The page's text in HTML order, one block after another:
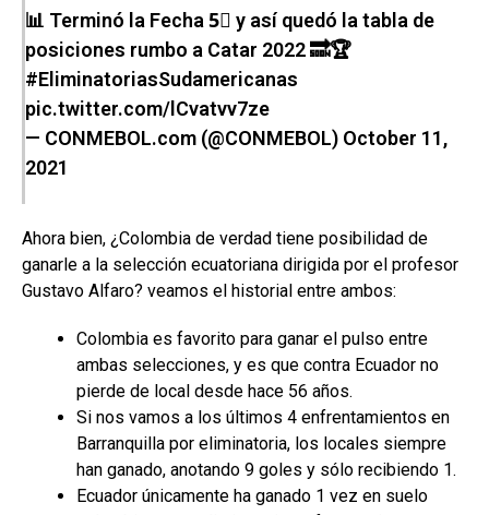
📊 Terminó la Fecha 5⃣ y así quedó la tabla de
posiciones rumbo a Catar 2022 🔜🏆
#EliminatoriasSudamericanas
pic.twitter.com/lCvatvv7ze
— CONMEBOL.com (@CONMEBOL) October 11,
2021
Ahora bien, ¿Colombia de verdad tiene posibilidad de
ganarle a la selección ecuatoriana dirigida por el profesor
Gustavo Alfaro? veamos el historial entre ambos:
Colombia es favorito para ganar el pulso entre
ambas selecciones, y es que contra Ecuador no
pierde de local desde hace 56 años.
Si nos vamos a los últimos 4 enfrentamientos en
Barranquilla por eliminatoria, los locales siempre
han ganado, anotando 9 goles y sólo recibiendo 1.
Ecuador únicamente ha ganado 1 vez en suelo